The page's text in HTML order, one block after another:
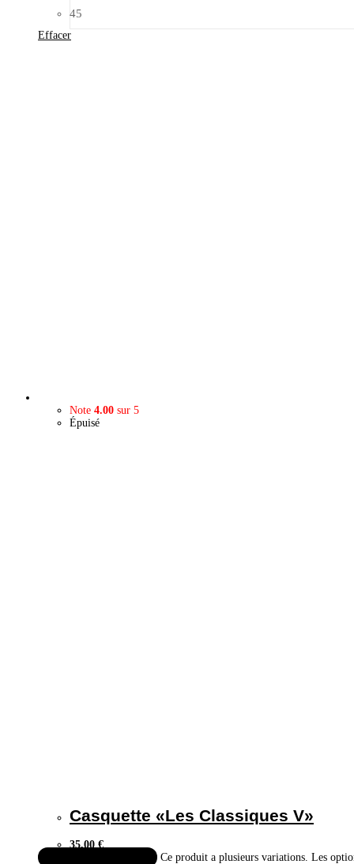
45
Effacer
Note 4.00 sur 5
Épuisé
Casquette «Les Classiques V»
35,00 €
Ce produit a plusieurs variations. Les